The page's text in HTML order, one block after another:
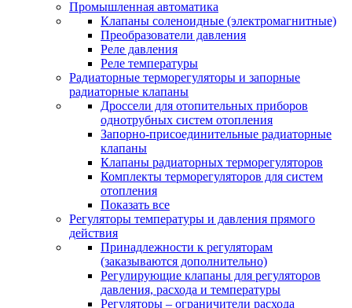
Промышленная автоматика
Клапаны соленоидные (электромагнитные)
Преобразователи давления
Реле давления
Реле температуры
Радиаторные терморегуляторы и запорные
радиаторные клапаны
Дроссели для отопительных приборов
однотрубных систем отопления
Запорно-присоединительные радиаторные
клапаны
Клапаны радиаторных терморегуляторов
Комплекты терморегуляторов для систем
отопления
Показать все
Регуляторы температуры и давления прямого
действия
Принадлежности к регуляторам
(заказываются дополнительно)
Регулирующие клапаны для регуляторов
давления, расхода и температуры
Регуляторы – ограничители расхода